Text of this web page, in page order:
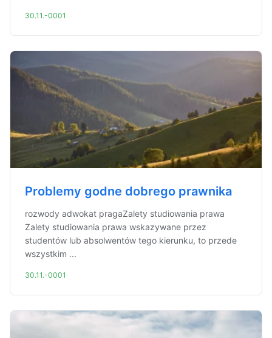
30.11.-0001
Problemy godne dobrego prawnika
rozwody adwokat pragaZalety studiowania prawa
Zalety studiowania prawa wskazywane przez
studentów lub absolwentów tego kierunku, to przede
wszystkim ...
30.11.-0001